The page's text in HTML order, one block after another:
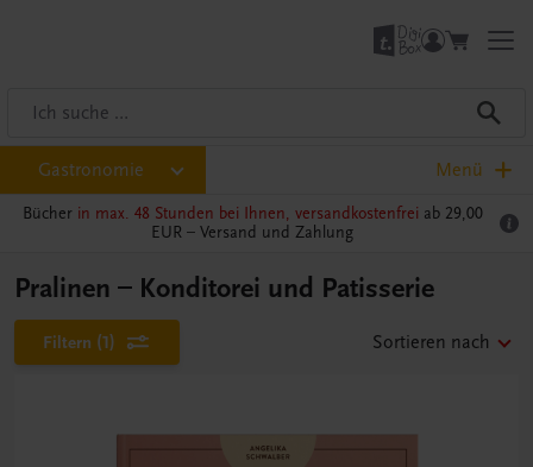
Gastronomie Menü
Bücher in max. 48 Stunden bei Ihnen, versandkostenfrei ab 29,00
EUR – Versand und Zahlung
Pralinen – Konditorei und Patisserie
Filtern (1) Sortieren nach